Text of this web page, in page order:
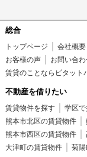
総合
トップページ 会社概要
お客様の声
お問い合
賃貸のことならピタット
不動産を借りたい
賃貸物件を探す 学区
熊本市北区の賃貸物件
熊本市西区の賃貸物件
大津町の賃貸物件
菊